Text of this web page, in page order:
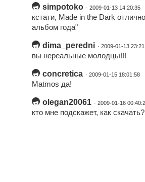
simpotoko · 2009-01-13 14:20:35
кстати, Made in the Dark
альбом года"
dima_peredni · 2009-01-13
вы нереальные молодцы!!!
concretica · 2009-01-15 18:01:58
Matmos да!
olegan20061 · 2009-01-16
кто мне подскажет, как скачать?